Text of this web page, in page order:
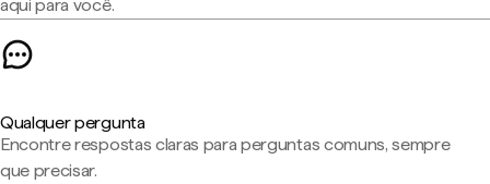
aqui para você.
Qualquer pergunta
Encontre respostas claras para perguntas comuns, sempre
que precisar.